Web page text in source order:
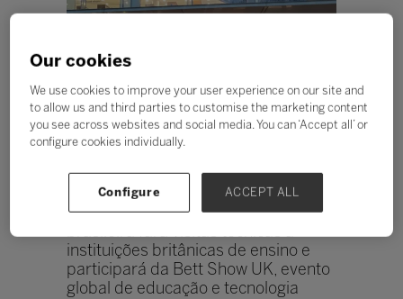
Última edição da delegação brasileira promoveu
diversas experiências educacionais no Reino Unido.
De 20 a 24 de janeiro, delegação
brasileira fará visitas técnicas a
instituições britânicas de ensino e
participará da Bett Show UK, evento
global de educação e tecnologia
Our cookies
We use cookies to improve your user experience on our site and
to allow us and third parties to customise the marketing content
you see across websites and social media. You can ‘Accept all’ or
configure cookies individually.
Configure ACCEPT ALL